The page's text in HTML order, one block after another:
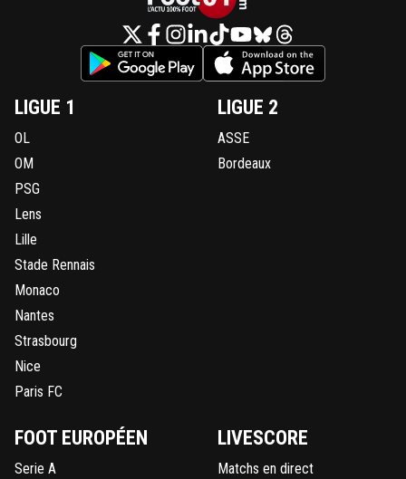
LIGUE 1
OL
OM
PSG
Lens
Lille
Stade Rennais
Monaco
Nantes
Strasbourg
Nice
Paris FC
LIGUE 2
ASSE
Bordeaux
FOOT EUROPÉEN
Serie A
LIVESCORE
Matchs en direct